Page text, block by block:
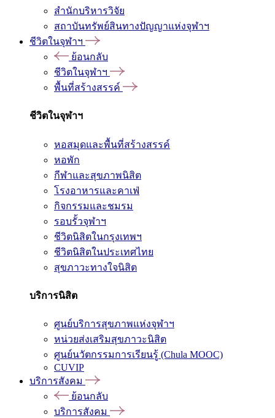
สำนักบริหารวิจัย
สถาบันทรัพย์สินทางปัญญาแห่งจุฬาฯ
ชีวิตในจุฬาฯ
ย้อนกลับ
ชีวิตในจุฬาฯ
พื้นที่สร้างสรรค์
ชีวิตในจุฬาฯ
หอสมุดและพื้นที่สร้างสรรค์
หอพัก
กีฬาและสุขภาพนิสิต
โรงอาหารและคาเฟ่
กิจกรรมและชมรม
รอบรั้วจุฬาฯ
ชีวิตนิสิตในกรุงเทพฯ
ชีวิตนิสิตในประเทศไทย
สุขภาวะทางใจนิสิต
บริการนิสิต
ศูนย์บริการสุขภาพแห่งจุฬาฯ
หน่วยส่งเสริมสุขภาวะนิสิต
ศูนย์นวัตกรรมการเรียนรู้ (Chula MOOC)
CUVIP
บริการสังคม
ย้อนกลับ
บริการสังคม